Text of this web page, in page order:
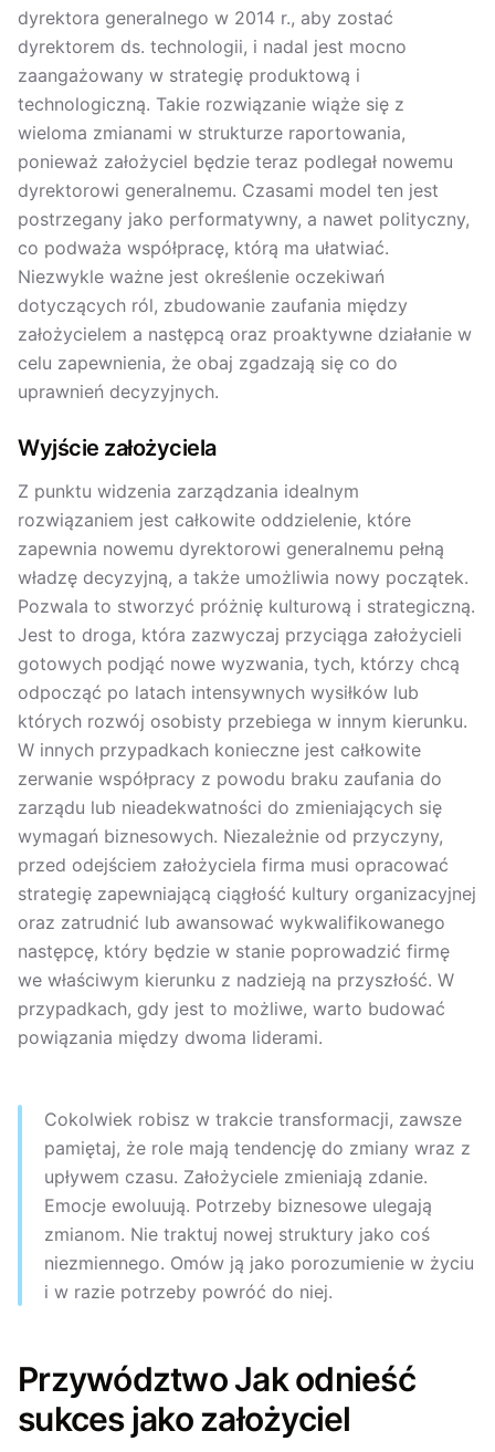
dyrektora generalnego w 2014 r., aby zostać
dyrektorem ds. technologii, i nadal jest mocno
zaangażowany w strategię produktową i
technologiczną. Takie rozwiązanie wiąże się z
wieloma zmianami w strukturze raportowania,
ponieważ założyciel będzie teraz podlegał nowemu
dyrektorowi generalnemu. Czasami model ten jest
postrzegany jako performatywny, a nawet polityczny,
co podważa współpracę, którą ma ułatwiać.
Niezwykle ważne jest określenie oczekiwań
dotyczących ról, zbudowanie zaufania między
założycielem a następcą oraz proaktywne działanie w
celu zapewnienia, że obaj zgadzają się co do
uprawnień decyzyjnych.
Wyjście założyciela
Z punktu widzenia zarządzania idealnym
rozwiązaniem jest całkowite oddzielenie, które
zapewnia nowemu dyrektorowi generalnemu pełną
władzę decyzyjną, a także umożliwia nowy początek.
Pozwala to stworzyć próżnię kulturową i strategiczną.
Jest to droga, która zazwyczaj przyciąga założycieli
gotowych podjąć nowe wyzwania, tych, którzy chcą
odpocząć po latach intensywnych wysiłków lub
których rozwój osobisty przebiega w innym kierunku.
W innych przypadkach konieczne jest całkowite
zerwanie współpracy z powodu braku zaufania do
zarządu lub nieadekwatności do zmieniających się
wymagań biznesowych. Niezależnie od przyczyny,
przed odejściem założyciela firma musi opracować
strategię zapewniającą ciągłość kultury organizacyjnej
oraz zatrudnić lub awansować wykwalifikowanego
następcę, który będzie w stanie poprowadzić firmę
we właściwym kierunku z nadzieją na przyszłość. W
przypadkach, gdy jest to możliwe, warto budować
powiązania między dwoma liderami.
Cokolwiek robisz w trakcie transformacji, zawsze
pamiętaj, że role mają tendencję do zmiany wraz z
upływem czasu. Założyciele zmieniają zdanie.
Emocje ewoluują. Potrzeby biznesowe ulegają
zmianom. Nie traktuj nowej struktury jako coś
niezmiennego. Omów ją jako porozumienie w życiu
i w razie potrzeby powróć do niej.
Przywództwo Jak odnieść
sukces jako założyciel